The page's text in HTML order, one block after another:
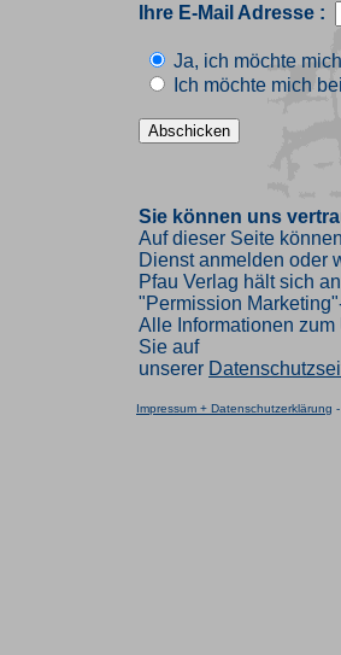
Ihre E-Mail Adresse :
Ja, ich möchte
Ich möchte mich
Sie können uns
Auf dieser Seite
Dienst anmelden oder
Pfau Verlag hält sich
"Permission
Alle Informationen
Sie auf
unserer
Impressum + Datenschutzerklärung -